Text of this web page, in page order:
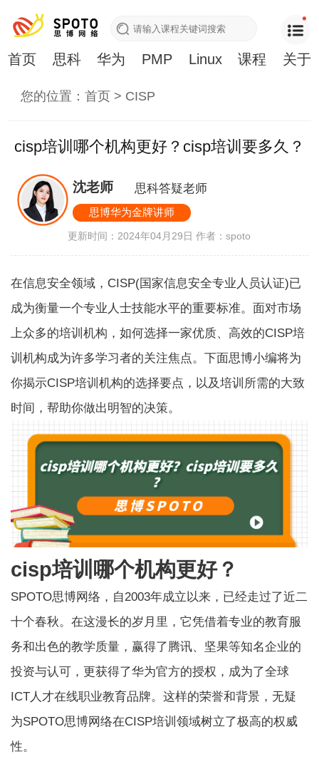
首页 思科 华为 PMP Linux 课程 关于
您的位置：首页 > CISP
cisp培训哪个机构更好？cisp培训要多久？
沈老师 思科答疑老师
思博华为金牌讲师
更新时间：2024年04月29日作者：spoto
在信息安全领域，CISP(国家信息安全专业人员认证)已
成为衡量一个专业人士技能水平的重要标准。面对市场
上众多的培训机构，如何选择一家优质、高效的CISP培
训机构成为许多学习者的关注焦点。下面思博小编将为
你揭示CISP培训机构的选择要点，以及培训所需的大致
时间，帮助你做出明智的决策。
cisp培训哪个机构更好？
SPOTO思博网络，自2003年成立以来，已经走过了近二
十个春秋。在这漫长的岁月里，它凭借着专业的教育服
务和出色的教学质量，赢得了腾讯、坚果等知名企业的
投资与认可，更获得了华为官方的授权，成为了全球
ICT人才在线职业教育品牌。这样的荣誉和背景，无疑
为SPOTO思博网络在CISP培训领域树立了极高的权威
性。